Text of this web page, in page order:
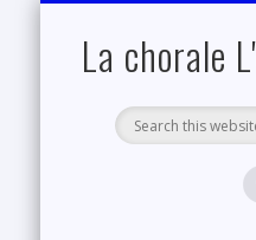
La chorale